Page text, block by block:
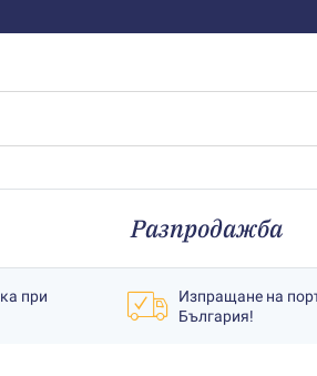
Разпродажба
при
Изпращане на
България!